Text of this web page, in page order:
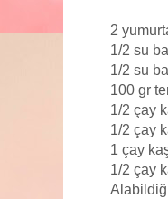
2
1/2 su
1/2 su
100 gr
1/2 çay
1/2 çay
1 çay
1/2 çay